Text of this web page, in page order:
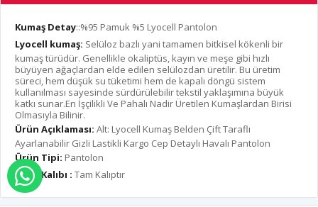
Kumaş Detay::%95 Pamuk %5 Lyocell Pantolon
Lyocell kumaş: Selüloz bazlı yani tamamen bitkisel kökenli bir
kumaş türüdür. Genellikle okaliptüs, kayın ve meşe gibi hızlı
büyüyen ağaçlardan elde edilen selülozdan üretilir. Bu üretim
süreci, hem düşük su tüketimi hem de kapalı döngü sistem
kullanılması sayesinde sürdürülebilir tekstil yaklaşımına büyük
katkı sunar.En İşçilikli Ve Pahalı Nadir Üretilen Kumaşlardan Birisi
Olmasıyla Bilinir.
Ürün Açıklaması: Alt: Lyocell Kumaş Belden Çift Taraflı
Ayarlanabilir Gizli Lastikli Kargo Cep Detaylı Havalı Pantolon
Ürün Tipi: Pantolon
Ürün Kalıbı : Tam Kalıptır
WHATSAPP İLE SİPARİŞ VER